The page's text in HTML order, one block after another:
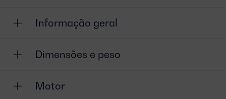
Informação geral
Dimensões e peso
Motor